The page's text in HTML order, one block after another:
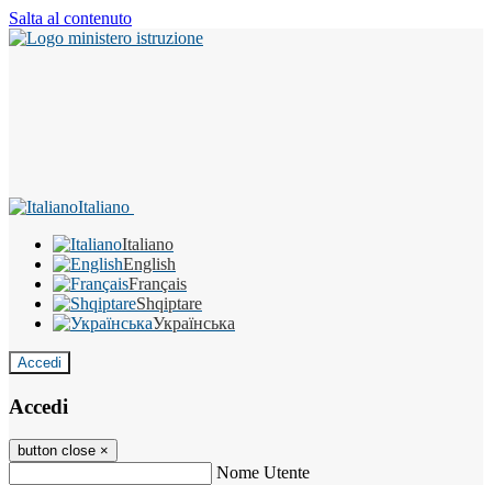
Salta al contenuto
Italiano
Italiano
English
Français
Shqiptare
Українська
Accedi
Accedi
button close ×
Nome Utente